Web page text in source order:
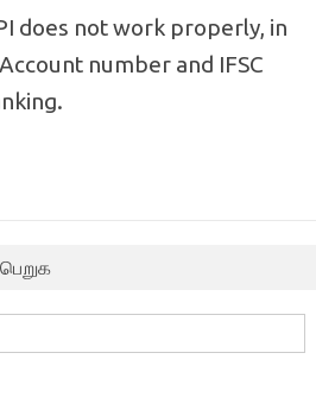
does not work properly, in
number and IFSC